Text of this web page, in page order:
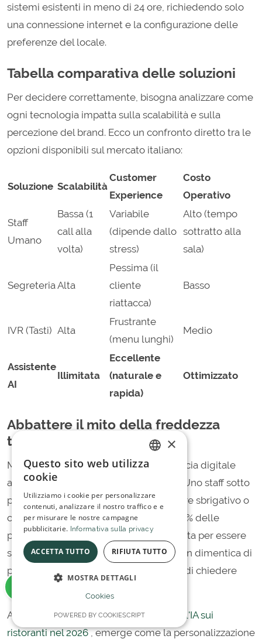
sistemi esistenti in meno di 24 ore, richiedendo solo
una connessione internet e la configurazione delle
preferenze del locale.
Tabella comparativa delle soluzioni
Per decidere correttamente, bisogna analizzare come
ogni tecnologia impatta sulla scalabilità e sulla
percezione del brand. Ecco un confronto diretto tra le
opzioni disponibili sul mercato italiano:
Soluzione Scalabilità
Customer
Experience
Costo
Operativo
Staff
Umano
Bassa (1
call alla
volta)
Variabile
(dipende dallo
stress)
Alto (tempo
sottratto alla
sala)
Segreteria Alta
Pessima (il
cliente
riattacca)
Basso
IVR (Tasti) Alta
Frustrante
(menu lunghi)
Medio
Assistente
AI
Illimitata
Eccellente
(naturale e
rapida)
Ottimizzato
Abbattere il mito della freddezza
tecnologica
Molti ristoratori temono che un'interfaccia digitale
allontani il cliente. La realtà è opposta. Uno staff sotto
pressione durante il servizio può risultare sbrigativo o
commettere errori di trascrizione nel 15% delle
prenotazioni manuali. L'AI è programmata per essere
sempre educata, precisa e paziente. Non dimentica di
proporre l'aggiunta di un seggiolone o di chiedere
Analizzando l'indagine sull'impatto dell'IA sui
ristoranti nel 2026, emerge come la personalizzazione
×
Questo sito web utilizza
cookie
Utilizziamo i cookie per personalizzare
contenuti, analizzare il nostro traffico e e
per misurare le nostre campagne
pubblicitarie. Informativa sulla privacy
ACCETTA TUTTO RIFIUTA TUTTO
MOSTRA DETTAGLI
Cookies
POWERED BY COOKIESCRIPT